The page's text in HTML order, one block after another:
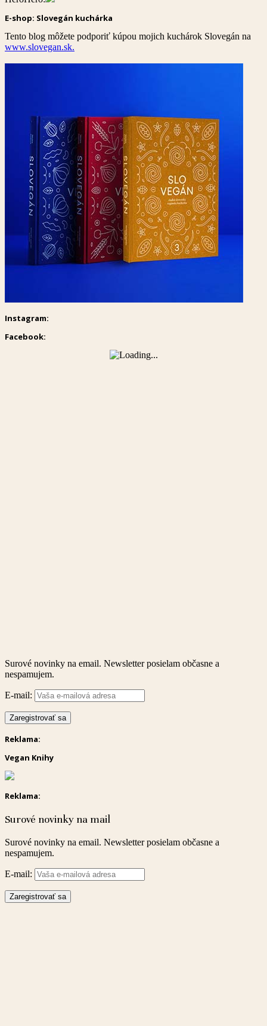
E-shop: Slovegán kuchárka
Tento blog môžete podporiť kúpou mojich kuchárok Slovegán na
www.slovegan.sk.
Instagram:
Facebook:
Surové novinky na email. Newsletter posielam občasne a
nespamujem.
E-mail:
Reklama:
Vegan Knihy
Reklama:
Surové novinky na mail
Surové novinky na email. Newsletter posielam občasne a
nespamujem.
E-mail: